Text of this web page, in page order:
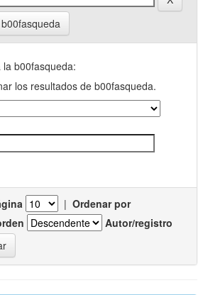
b00fasqueda:
los resultados de b00fasqueda.
| Ordenar por
Autor/registro